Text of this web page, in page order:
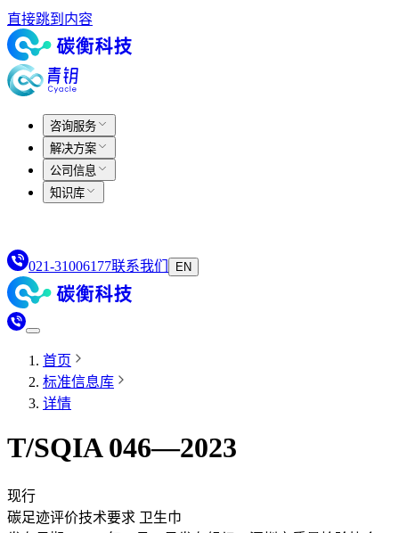
直接跳到内容
咨询服务
解决方案
公司信息
知识库
021-31006177联系我们 EN
首页
标准信息库
详情
T/SQIA 046—2023
现行
碳足迹评价技术要求 卫生巾